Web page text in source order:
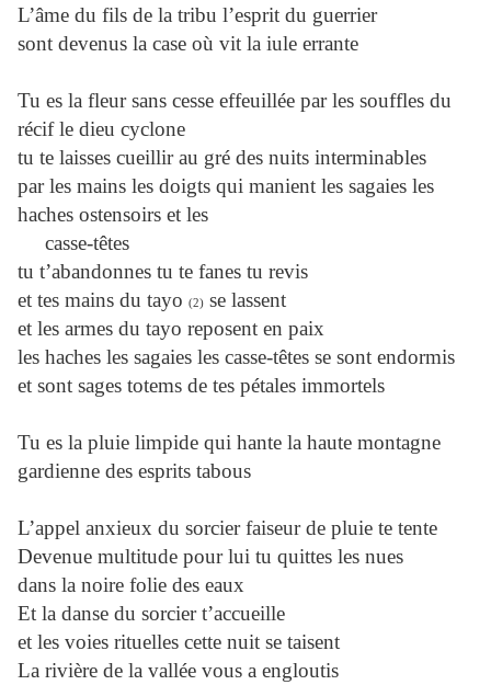
L’âme du fils de la tribu l’esprit du guerrier
sont devenus la case où vit la iule errante
Tu es la fleur sans cesse effeuillée par les souffles du
récif le dieu cyclone
tu te laisses cueillir au gré des nuits interminables
par les mains les doigts qui manient les sagaies les
haches ostensoirs et les
casse-têtes
tu t’abandonnes tu te fanes tu revis
et tes mains du tayo (2) se lassent
et les armes du tayo reposent en paix
les haches les sagaies les casse-têtes se sont endormis
et sont sages totems de tes pétales immortels
Tu es la pluie limpide qui hante la haute montagne
gardienne des esprits tabous
L’appel anxieux du sorcier faiseur de pluie te tente
Devenue multitude pour lui tu quittes les nues
dans la noire folie des eaux
Et la danse du sorcier t’accueille
et les voies rituelles cette nuit se taisent
La rivière de la vallée vous a engloutis